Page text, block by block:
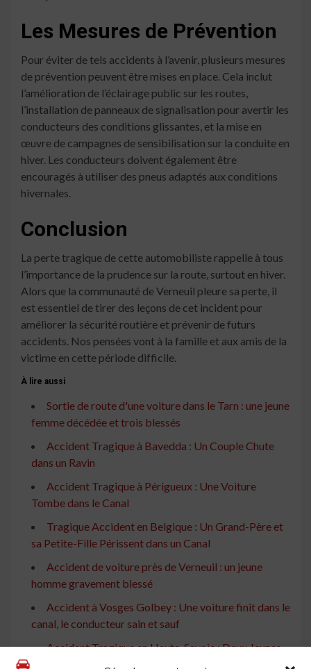
Les Mesures de Prévention
Pour éviter de tels accidents à l’avenir, plusieurs mesures
de prévention peuvent être mises en place. Cela inclut
l’amélioration de l’éclairage public sur les routes,
l’installation de panneaux de signalisation pour avertir les
conducteurs des conditions glissantes, et la mise en
œuvre de campagnes de sensibilisation sur la conduite en
hiver. Les conducteurs doivent également être
encouragés à utiliser des pneus adaptés aux conditions
hivernales.
Conclusion
La perte tragique de cette automobiliste rappelle à tous
l’importance de la prudence sur la route, surtout en hiver.
Alors que la communauté de Verneuil pleure sa perte, il
est essentiel de tirer des leçons de cet incident pour
améliorer la sécurité routière et prévenir de futurs
accidents. Nos pensées vont à la famille et aux amis de la
victime en cette période difficile.
À lire aussi
Sortie de route d'une voiture dans le Tarn : une jeune
femme décédée et trois blessés
Accident Tragique à Bavedda : Un Couple Chute
dans un Ravin
Accident Tragique à Périgueux : Une Voiture
Tombe dans le Canal
Tragique Accident en Belgique : Un Grand-Père et
sa Petite-Fille Périssent dans un Canal
Accident de voiture près de Verneuil : un jeune
homme gravement blessé
Accident à Vosges Golbey : Une voiture finit dans le
canal, le conducteur sain et sauf
Accident Tragique en Haute-Savoie : Deux Jeunes